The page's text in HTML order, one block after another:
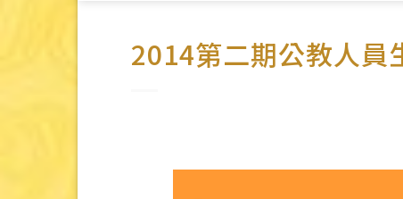
2014第二期公教人員